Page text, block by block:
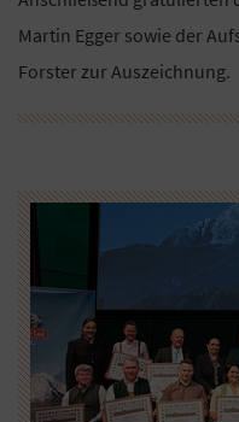
Martin Egger sowie der
Forster zur Auszeichnung.